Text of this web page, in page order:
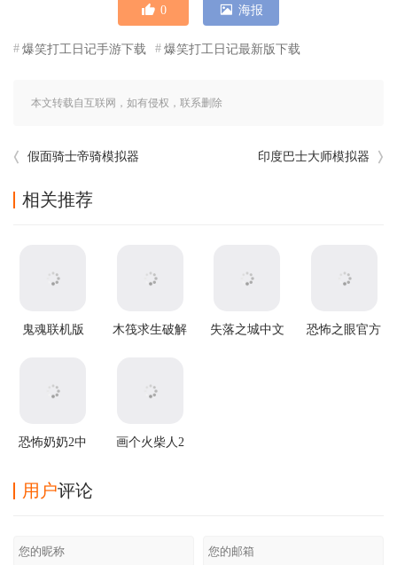
0 海报
爆笑打工日记手游下载 爆笑打工日记最新版下载
本文转载自互联网，如有侵权，联系删除
假面骑士帝骑模拟器 印度巴士大师模拟器
相关推荐
鬼魂联机版
木筏求生破解
失落之城中文
恐怖之眼官方
恐怖奶奶2中
画个火柴人2
用户评论